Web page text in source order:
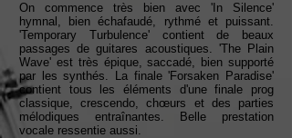
On commence très bien avec 'In Silence'
hymnal, bien échafaudé, rythmé et puissant.
'Temporary Turbulence' contient de beaux
passages de guitares acoustiques. 'The Plain
Wave' est très épique, saccadé, bien supporté
par les synthés. La finale 'Forsaken Paradise'
contient tous les éléments d'une finale prog
classique, crescendo, chœurs et des parties
mélodiques entraînantes. Belle prestation
vocale ressentie aussi.